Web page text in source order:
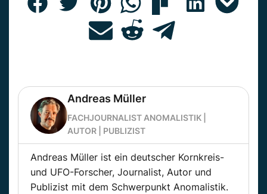
Andreas Müller
FACHJOURNALIST ANOMALISTIK |
AUTOR | PUBLIZIST
Andreas Müller ist ein deutscher Kornkreis-
und UFO-Forscher, Journalist, Autor und
Publizist mit dem Schwerpunkt Anomalistik.